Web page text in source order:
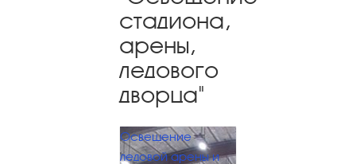
стадиона,
арены,
ледового
дворца"
Освещение
ледовой арены и